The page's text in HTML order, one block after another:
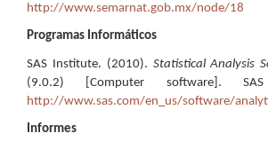
http://www.semarnat.gob.mx/node/18
Programas Informáticos
SAS Institute. (2010). Statistical Analysis
(9.0.2) [Computer software].
http://www.sas.com/en_us/software/
Informes